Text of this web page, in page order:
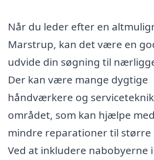
Når du leder efter en
Marstrup, kan det være en
udvide din søgning til
Der kan være mange dygtige
håndværkere og
området, som kan hjælpe
mindre reparationer til større
Ved at inkludere nabobyerne